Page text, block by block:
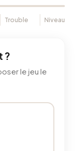
Trouble Niveau
?
le jeu le